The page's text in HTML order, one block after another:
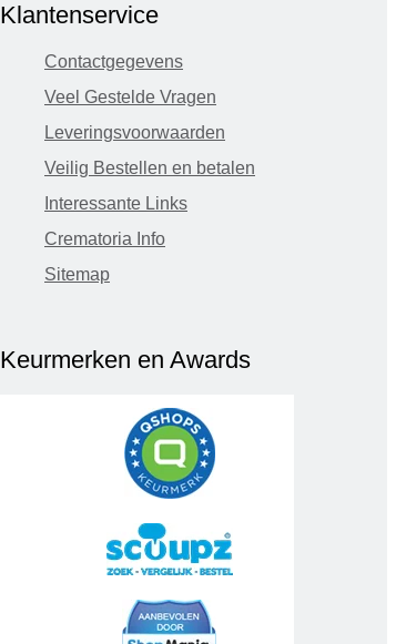
Klantenservice
Contactgegevens
Veel Gestelde Vragen
Leveringsvoorwaarden
Veilig Bestellen en betalen
Interessante Links
Crematoria Info
Sitemap
Keurmerken en Awards